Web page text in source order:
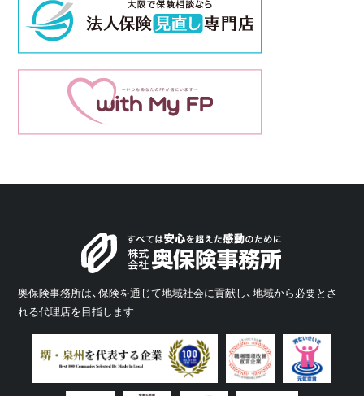
奥保険事務所は、保険を通じて地域社会に貢献し、地域から必要とさ
れる代理店を目指します